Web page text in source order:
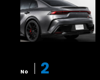
No 2